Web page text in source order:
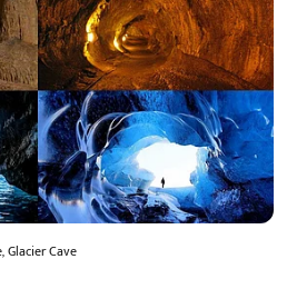
Glacier Cave